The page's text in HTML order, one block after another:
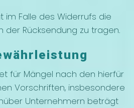
im Falle des Widerrufs die
der Rücksendung zu tragen.
für Mängel nach den hierfür
Vorschriften, insbesondere
Unternehmern beträgt